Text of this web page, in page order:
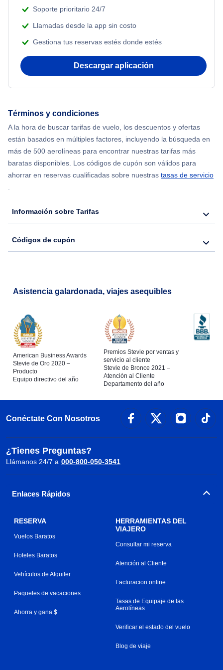
Beach Vacations
Soporte prioritario 24/7
Llamadas desde la app sin costo
Gestiona tus reservas estés donde estés
Descargar aplicación
Términos y condiciones
A la hora de buscar tarifas de vuelo, los descuentos y ofertas
están basados en múltiples factores, incluyendo la búsqueda en
más de 500 aerolíneas para encontrar nuestras tarifas más
baratas disponibles. Los códigos de cupón son válidos para
ahorrar en reservas cualificadas sobre nuestras tasas de servicio
.
Información sobre Tarifas
Códigos de cupón
Asistencia galardonada, viajes asequibles
American Business Awards
Stevie de Oro 2020 –
Producto
Equipo directivo del año
Premios Stevie por ventas y
servicio al cliente
Stevie de Bronce 2021 –
Atención al Cliente
Departamento del año
Conéctate Con Nosotros
¿Tienes Preguntas?
Llámanos 24/7 a 000-800-050-3541
Enlaces Rápidos
RESERVA
Vuelos Baratos
Hoteles Baratos
Vehículos de Alquiler
Paquetes de vacaciones
Ahorra y gana $
HERRAMIENTAS DEL
VIAJERO
Consultar mi reserva
Atención al Cliente
Facturacion online
Tasas de Equipaje de las
Aerolíneas
Verificar el estado del vuelo
Blog de viaje